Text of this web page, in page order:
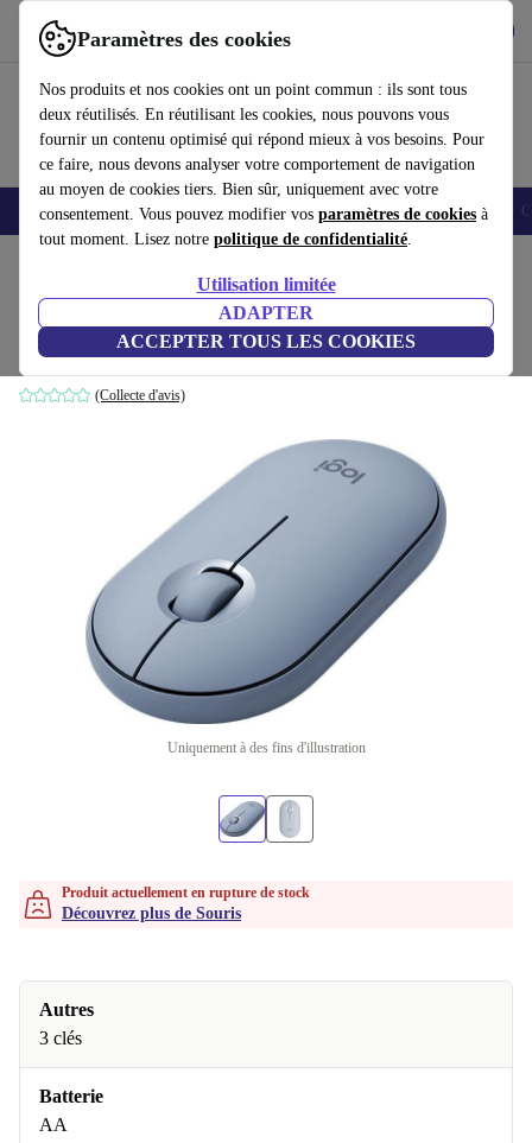
Paramètres des cookies
Nos produits et nos cookies ont un point commun : ils sont tous
deux réutilisés. En réutilisant les cookies, nous pouvons vous
fournir un contenu optimisé qui répond mieux à vos besoins. Pour
ce faire, nous devons analyser votre comportement de navigation
au moyen de cookies tiers. Bien sûr, uniquement avec votre
consentement. Vous pouvez modifier vos paramètres de cookies à
tout moment. Lisez notre politique de confidentialité.
Utilisation limitée
ADAPTER
ACCEPTER TOUS LES COOKIES
Utilisez refurbed rapidement et facilement
Smartphones Laptops Tablettes Montres connectées Accessoires
Logitech M350 Pebble
Bleu/Gris
(Collecte d'avis)
Uniquement à des fins d'illustration
Produit actuellement en rupture de stock
Découvrez plus de Souris
Autres
3 clés
Batterie
AA